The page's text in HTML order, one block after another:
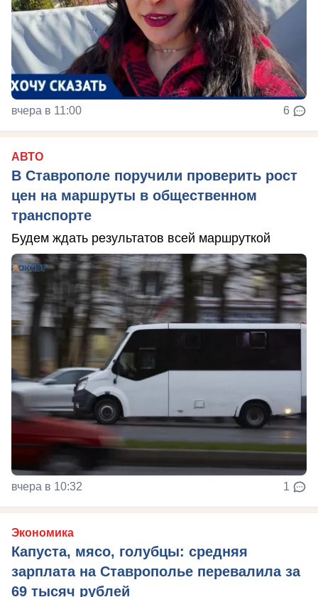
вчера в 11:00 6
АВТО
В Ставрополе поручили проверить рост
цен на маршруты в общественном
транспорте
Будем ждать результатов всей маршруткой
вчера в 10:32 1
Экономика
Капуста, мясо, голубцы: средняя
зарплата на Ставрополье перевалила за
69 тысяч рублей